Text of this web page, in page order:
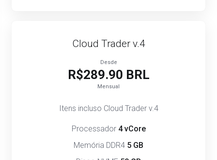
Cloud Trader v.4
Desde
R$289.90 BRL
Mensual
Itens incluso Cloud Trader v.4
Processador 4 vCore
Memória DDR4 5 GB